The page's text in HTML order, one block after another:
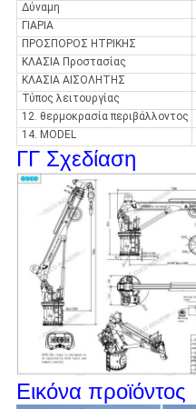
Δύναμη
ΓΙΑΡΙΑ
ΠΡΟΣΠΟΡΟΣ ΗΤΡΙΚΗΣ
ΚΛΑΣΙΑ Προστασίας
ΚΛΑΣΙΑ ΑΙΣΟΛΗΤΗΣ
Τύπος λειτουργίας
12. θερμοκρασία περιβάλλοντος
14. MODEL
ΓΓ Σχεδίαση
Εικόνα προϊόντος